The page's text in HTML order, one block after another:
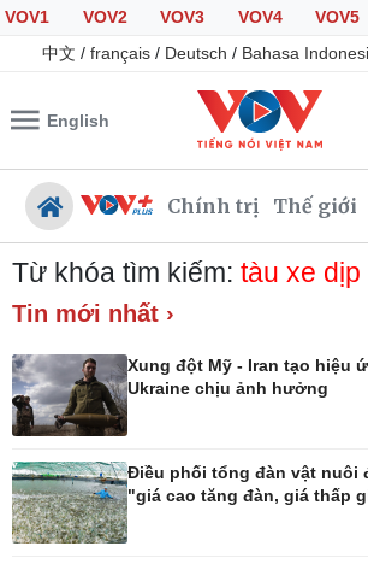
VOV1 VOV2 VOV3 VOV4 VOV5
中文 / français / Deutsch / Bahasa
English
Chính trị Thế giới
Đảng
Tổ chức nhân sự
Quốc hội
Tin 24h
Việc làm
Biển đảo
Từ khóa tìm kiếm: tàu xe dịp
Tin mới nhất ›
Xung đột Mỹ - Iran tạo hiệu
Ukraine chịu ảnh hưởng
Điều phối tổng đàn vật nuôi
"giá cao tăng đàn, giá thấp